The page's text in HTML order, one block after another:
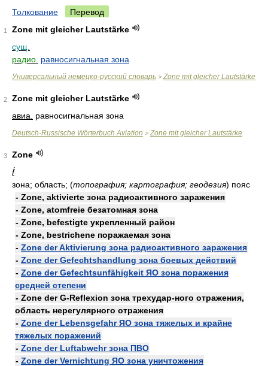
Толкование Перевод
1
Zone mit gleicher Lautstärke
сущ.
радио. равносигнальная зона
Универсальный немецко-русский словарь > Zone mit gleicher Lautstärke
2
Zone mit gleicher Lautstärke
авиа.
равносигнальная зона
Deutsch-Russische Wörterbuch Aviation > Zone mit gleicher Lautstärke
3
Zone
f́
зона; область; (топография; картография; геодезия) пояс
- Zone, aktivierte зона радиоактивного заражения
- Zone, atomfreie безатомная зона
- Zone, befestigte укрепленный район
- Zone, bestrichene поражаемая зона
- Zone der Aktivierung зона радиоактивного заражения
- Zone der Gefechtshandlung зона боевых действий
- Zone der Gefechtsunfähigkeit ЯО зона поражения
средней степени
- Zone der G-Reflexion зона трехудар-ного отражения,
область нерегулярного отражения
- Zone der Lebensgefahr ЯО зона тяжелых и крайне
тяжелых поражений
- Zone der Luftabwehr зона ПВО
- Zone der Vernichtung ЯО зона уничтожения